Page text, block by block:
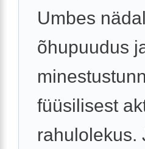
Umbes
õhupuudus
füüsilisest
rahulolekus.